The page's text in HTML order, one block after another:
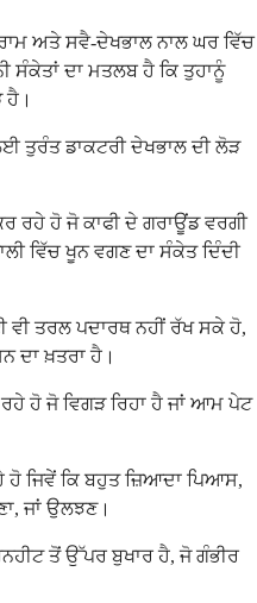
ਅਤੇ ਸਵੈ-ਦੇਖਭਾਲ ਨਾਲ ਘਰ ਵਿੱਚ
ਸੰਕੇਤਾਂ ਦਾ ਮਤਲਬ ਹੈ ਕਿ ਤੁਹਾਨੂੰ
ਹੈ।
ਤੁਰੰਤ ਡਾਕਟਰੀ ਦੇਖਭਾਲ ਦੀ ਲੋੜ
ਰਹੇ ਹੋ ਜੋ ਕਾਫੀ ਦੇ ਗਰਾਊਂਡ ਵਰਗੀ
ਵਿੱਚ ਖੂਨ ਵਗਣ ਦਾ ਸੰਕੇਤ ਦਿੰਦੀ
ਤਰਲ ਪਦਾਰਥ ਨਹੀਂ ਰੱਖ ਸਕੇ ਹੋ,
ਦਾ ਖ਼ਤਰਾ ਹੈ।
ਹੋ ਜੋ ਵਿਗੜ ਰਿਹਾ ਹੈ ਜਾਂ ਆਮ ਪੇਟ
ਹੋ ਜਿਵੇਂ ਕਿ ਬਹੁਤ ਜ਼ਿਆਦਾ ਪਿਆਸ,
ਜਾਂ ਉਲਝਣ।
ਤੋਂ ਉੱਪਰ ਬੁਖਾਰ ਹੈ, ਜੋ ਗੰਭੀਰ